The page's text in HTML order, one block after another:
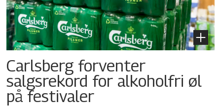
Carlsberg forventer
salgsrekord for alkoholfri øl
på festivaler